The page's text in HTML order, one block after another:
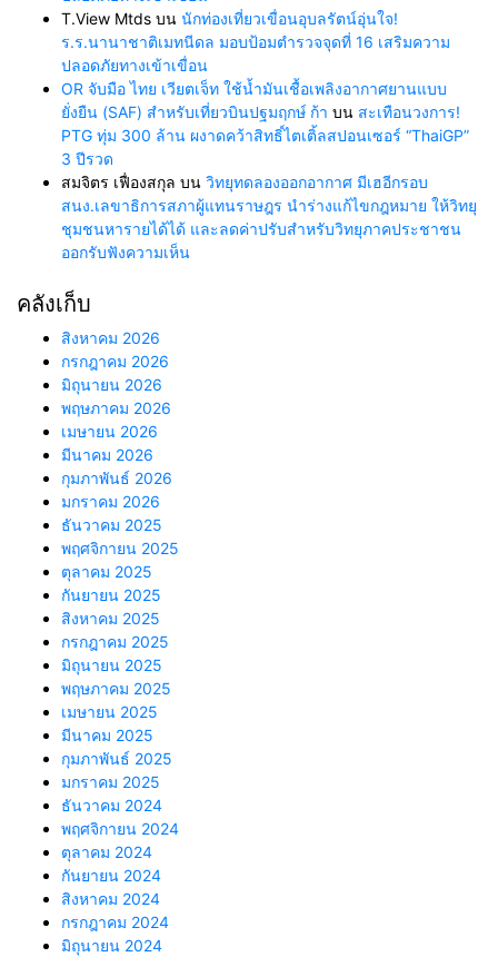
T.View Mtds บน นักท่องเที่ยวเขื่อนอุบลรัตน์อุ่นใจ!
ร.ร.นานาชาติเมทนีดล มอบป้อมตำรวจจุดที่ 16 เสริมความ
ปลอดภัยทางเข้าเขื่อน
OR จับมือ ไทย เวียตเจ็ท ใช้น้ำมันเชื้อเพลิงอากาศยานแบบ
ยั่งยืน (SAF) สำหรับเที่ยวบินปฐมฤกษ์ ก้า บน สะเทือนวงการ!
PTG ทุ่ม 300 ล้าน ผงาดคว้าสิทธิ์ไตเติ้ลสปอนเซอร์ “ThaiGP”
3 ปีรวด
สมจิตร เฟื่องสกุล บน วิทยุทดลองออกอากาศ มีเฮอีกรอบ
สนง.เลขาธิการสภาผู้แทนราษฎร นำร่างแก้ไขกฎหมาย ให้วิทยุ
ชุมชนหารายได้ได้ และลดค่าปรับสำหรับวิทยุภาคประชาชน
ออกรับฟังความเห็น
คลังเก็บ
สิงหาคม 2026
กรกฎาคม 2026
มิถุนายน 2026
พฤษภาคม 2026
เมษายน 2026
มีนาคม 2026
กุมภาพันธ์ 2026
มกราคม 2026
ธันวาคม 2025
พฤศจิกายน 2025
ตุลาคม 2025
กันยายน 2025
สิงหาคม 2025
กรกฎาคม 2025
มิถุนายน 2025
พฤษภาคม 2025
เมษายน 2025
มีนาคม 2025
กุมภาพันธ์ 2025
มกราคม 2025
ธันวาคม 2024
พฤศจิกายน 2024
ตุลาคม 2024
กันยายน 2024
สิงหาคม 2024
กรกฎาคม 2024
มิถุนายน 2024